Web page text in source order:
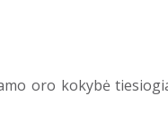
oro kokybė